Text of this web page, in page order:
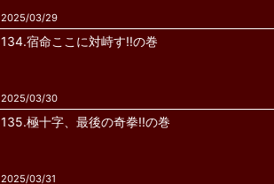
2025/03/29
134.宿命ここに対峙す!!の巻
2025/03/30
135.極十字、最後の奇拳!!の巻
2025/03/31